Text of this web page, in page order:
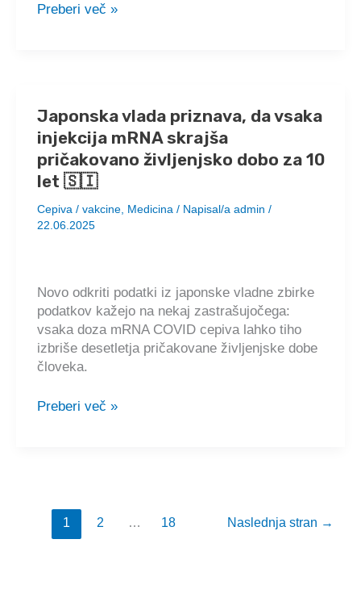
Danska
lastnega
videza
in
glasu
zakonsko
zaščitena
inteligenco
🇸🇮
Preberi več »
Japonska vlada priznava, da vsaka
injekcija mRNA skrajša
pričakovano življenjsko dobo za 10
let 🇸🇮
Cepiva / vakcine, Medicina / Napisal/a admin /
22.06.2025
Novo odkriti podatki iz japonske vladne zbirke
podatkov kažejo na nekaj zastrašujočega:
vsaka doza mRNA COVID cepiva lahko tiho
izbriše desetletja pričakovane življenjske dobe
človeka.
Japonska
mRNA
skrajša
Preberi več »
1 2 … 18 Naslednja stran →